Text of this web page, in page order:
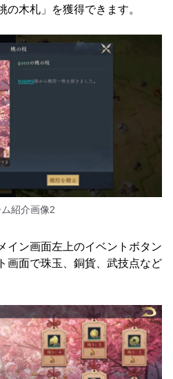
の木札」を獲得できます。
紹介画像2
イン画面左上のイベントボタン
画面で珠玉、銅貨、武技点など